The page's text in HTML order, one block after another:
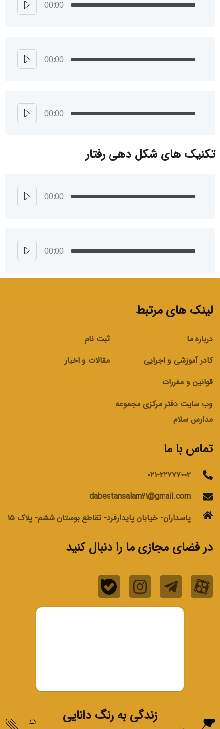
00:00
00:00
00:00
تکنیک های شکل دهی رفتار
00:00
00:00
لینک های مرتبط
درباره ما
ثبت نام
کادر آموزشی و اجرایی
مقالات و اخبار
قوانین و مقررات
وب سایت دفتر مرکزی مجموعه
مدارس سلام
تماس با ما
۰۲۱-۲۲۷۷۷۰۰۲
dabestansalam21@gmail.com
پاسداران- خیابان پایدارفرد- تقاطع بوستان ششم- پلاک ۱۵
در فضای مجازی ما را دنبال کنید
زندگی به رنگ دانایی